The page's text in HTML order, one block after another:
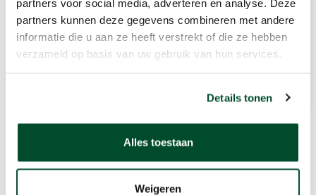
partners voor social media, adverteren en analyse. Deze
partners kunnen deze gegevens combineren met andere
informatie die u aan ze heeft verstrekt of die ze hebben
verzameld op basis van uw gebruik van hun services.
Details tonen
Alles toestaan
Weigeren
• Toevoer- en afvoerlucht
Gerelateerde producten